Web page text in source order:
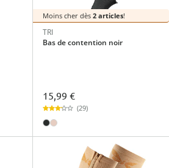
Moins cher dès 2 articles!
TRI
Bas de contention noir
15,99 €
(29)